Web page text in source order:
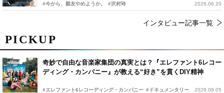
PICKUP
奇妙で自由な音楽家集団の真実とは？『エレファント6レコー
ディング・カンパニー』が教える“好き”を貫くDIY精神
#エレファント6レコーディング・カンパニー #ドキュメンタリー 2026.08.05
#今から、親友やめようか。 #沢村玲 2026.06.20
インタビュー記事一覧